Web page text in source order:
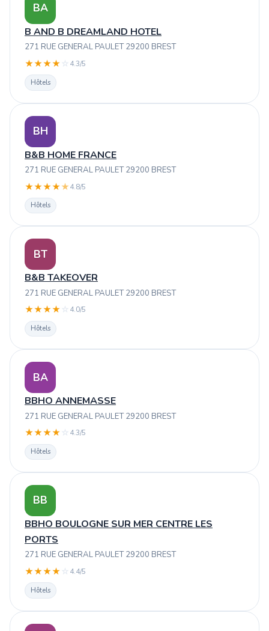
BA
B AND B DREAMLAND HOTEL
271 RUE GENERAL PAULET 29200 BREST
★★★★ ☆ 4.3/5
Hôtels
BH
B&B HOME FRANCE
271 RUE GENERAL PAULET 29200 BREST
★★★★★4.8/5
Hôtels
BT
B&B TAKEOVER
271 RUE GENERAL PAULET 29200 BREST
★★★★ ☆ 4.0/5
Hôtels
BA
BBHO ANNEMASSE
271 RUE GENERAL PAULET 29200 BREST
★★★★ ☆ 4.3/5
Hôtels
BB
BBHO BOULOGNE SUR MER CENTRE LES
PORTS
271 RUE GENERAL PAULET 29200 BREST
★★★★ ☆ 4.4/5
Hôtels